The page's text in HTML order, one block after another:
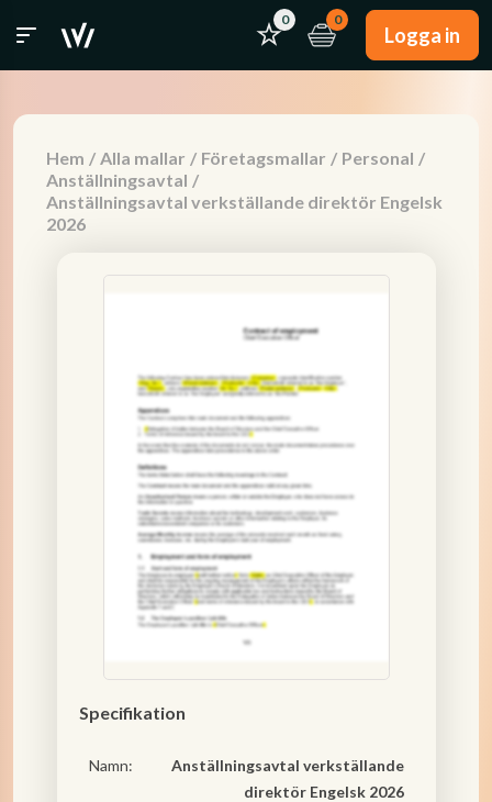
0 0
Logga in
Hem / Alla mallar / Företagsmallar / Personal /
Anställningsavtal /
Anställningsavtal verkställande direktör Engelsk
2026
Specifikation
Namn:
Anställningsavtal verkställande
direktör Engelsk 2026